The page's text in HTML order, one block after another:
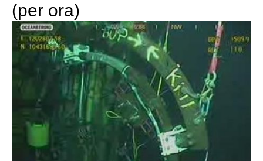
(per ora)